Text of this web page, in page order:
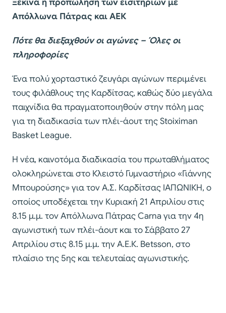
Απόλλωνα Πάτρας και ΑΕΚ
Πότε θα διεξαχθούν οι αγώνες – Όλες οι
πληροφορίες
Ένα πολύ χορταστικό ζευγάρι αγώνων περιμένει
τους φιλάθλους της Καρδίτσας, καθώς δύο μεγάλα
παιχνίδια θα πραγματοποιηθούν στην πόλη μας
για τη διαδικασία των πλέι-άουτ της Stoiximan
Basket League.
Η νέα, καινοτόμα διαδικασία του πρωταθλήματος
ολοκληρώνεται στο Κλειστό Γυμναστήριο «Γιάννης
Μπουρούσης» για τον Α.Σ. Καρδίτσας ΙΑΠΩΝΙΚΗ, ο
οποίος υποδέχεται την Κυριακή 21 Απριλίου στις
8.15 μ.μ. τον Απόλλωνα Πάτρας Carna για την 4η
αγωνιστική των πλέι-άουτ και το Σάββατο 27
Απριλίου στις 8.15 μ.μ. την Α.Ε.Κ. Betsson, στο
πλαίσιο της 5ης και τελευταίας αγωνιστικής.